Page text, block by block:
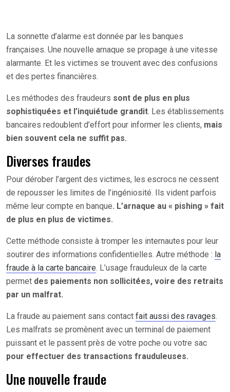
La sonnette d’alarme est donnée par les banques
françaises. Une nouvelle arnaque se propage à une vitesse
alarmante. Et les victimes se trouvent avec des confusions
et des pertes financières.
Les méthodes des fraudeurs sont de plus en plus
sophistiquées et l’inquiétude grandit. Les établissements
bancaires redoublent d’effort pour informer les clients, mais
bien souvent cela ne suffit pas.
Diverses fraudes
Pour dérober l’argent des victimes, les escrocs ne cessent
de repousser les limites de l’ingéniosité. Ils vident parfois
même leur compte en banque. L’arnaque au « pishing » fait
de plus en plus de victimes.
Cette méthode consiste à tromper les internautes pour leur
soutirer des informations confidentielles. Autre méthode : la
fraude à la carte bancaire. L’usage frauduleux de la carte
permet des paiements non sollicitées, voire des retraits
par un malfrat.
La fraude au paiement sans contact fait aussi des ravages.
Les malfrats se promènent avec un terminal de paiement
puissant et le passent près de votre poche ou votre sac
pour effectuer des transactions frauduleuses.
Une nouvelle fraude